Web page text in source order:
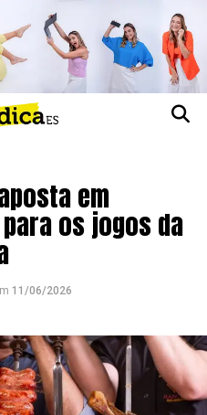
em
os jogos da
11/06/2026